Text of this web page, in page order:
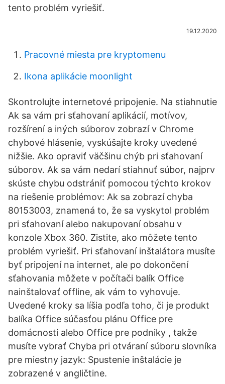
tento problém vyriešiť.
19.12.2020
Pracovné miesta pre kryptomenu
Ikona aplikácie moonlight
Skontrolujte internetové pripojenie. Na stiahnutie
Ak sa vám pri sťahovaní aplikácií, motívov,
rozšírení a iných súborov zobrazí v Chrome
chybové hlásenie, vyskúšajte kroky uvedené
nižšie. Ako opraviť väčšinu chýb pri sťahovaní
súborov. Ak sa vám nedarí stiahnuť súbor, najprv
skúste chybu odstrániť pomocou týchto krokov
na riešenie problémov: Ak sa zobrazí chyba
80153003, znamená to, že sa vyskytol problém
pri sťahovaní alebo nakupovaní obsahu v
konzole Xbox 360. Zistite, ako môžete tento
problém vyriešiť. Pri sťahovaní inštalátora musíte
byť pripojení na internet, ale po dokončení
sťahovania môžete v počítači balík Office
nainštalovať offline, ak vám to vyhovuje.
Uvedené kroky sa líšia podľa toho, či je produkt
balíka Office súčasťou plánu Office pre
domácnosti alebo Office pre podniky , takže
musíte vybrať Chyba pri otváraní súboru slovníka
pre miestny jazyk: Spustenie inštalácie je
zobrazené v angličtine.